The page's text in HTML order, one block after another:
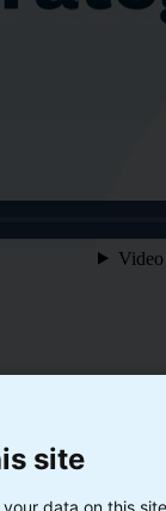
site
data on this